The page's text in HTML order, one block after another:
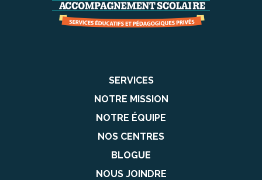
SERVICES
NOTRE MISSION
NOTRE ÉQUIPE
NOS CENTRES
BLOGUE
NOUS JOINDRE